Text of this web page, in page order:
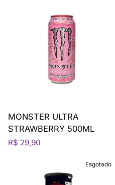
MONSTER ULTRA
STRAWBERRY 500ML
R$ 29,90
Esgotado